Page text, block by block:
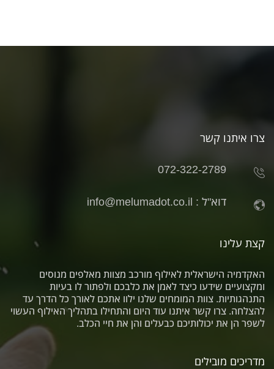
צרו איתנו קשר
072-322-2789
דוא"ל : info@melumadot.co.il
מדריכים מובילים
קצת עלינו
האקדמיה הישראלית לאילוף מורכב מצוות מאלפים מנוסים
ומקצועיים שידעו כיצד לאמן את כלבכם ולפתור לו בעיות
התנהגותיות. צוות המומחים שלנו ילוו אתכם לאורך כל הדרך עד
להצלחה. צרו קשר איתנו עוד היום והתחילו בתהליך האילוף העשוי
לשפר הן את יכולותיכם כבעלים והן את חיי הכלב.